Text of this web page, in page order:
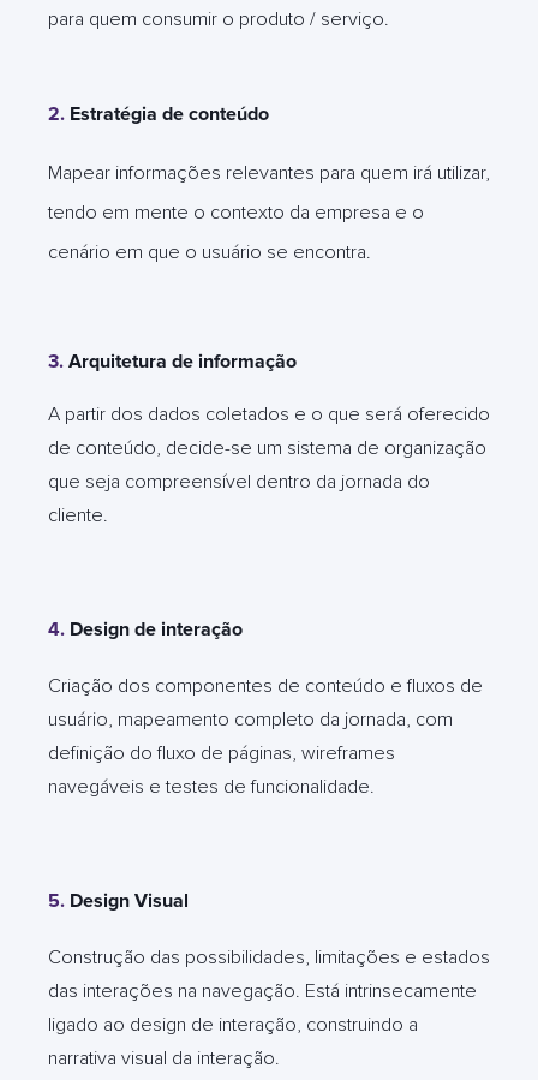
para quem consumir o produto / serviço.
2. Estratégia de conteúdo
Mapear informações relevantes para quem irá utilizar,
tendo em mente o contexto da empresa e o
cenário em que o usuário se encontra.
3. Arquitetura de informação
A partir dos dados coletados e o que será oferecido
de conteúdo, decide-se um sistema de organização
que seja compreensível dentro da jornada do
cliente.
4. Design de interação
Criação dos componentes de conteúdo e fluxos de
usuário, mapeamento completo da jornada, com
definição do fluxo de páginas, wireframes
navegáveis e testes de funcionalidade.
5. Design Visual
Construção das possibilidades, limitações e estados
das interações na navegação. Está intrinsecamente
ligado ao design de interação, construindo a
narrativa visual da interação.